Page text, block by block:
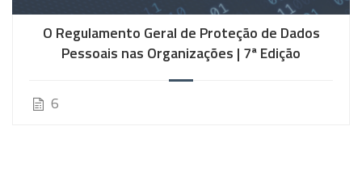
O Regulamento Geral de Proteção de Dados
Pessoais nas Organizações | 7ª Edição
6